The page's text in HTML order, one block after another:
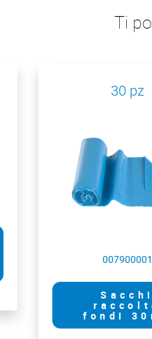
Ti
30 pz
007900001
Sacchi
fondi